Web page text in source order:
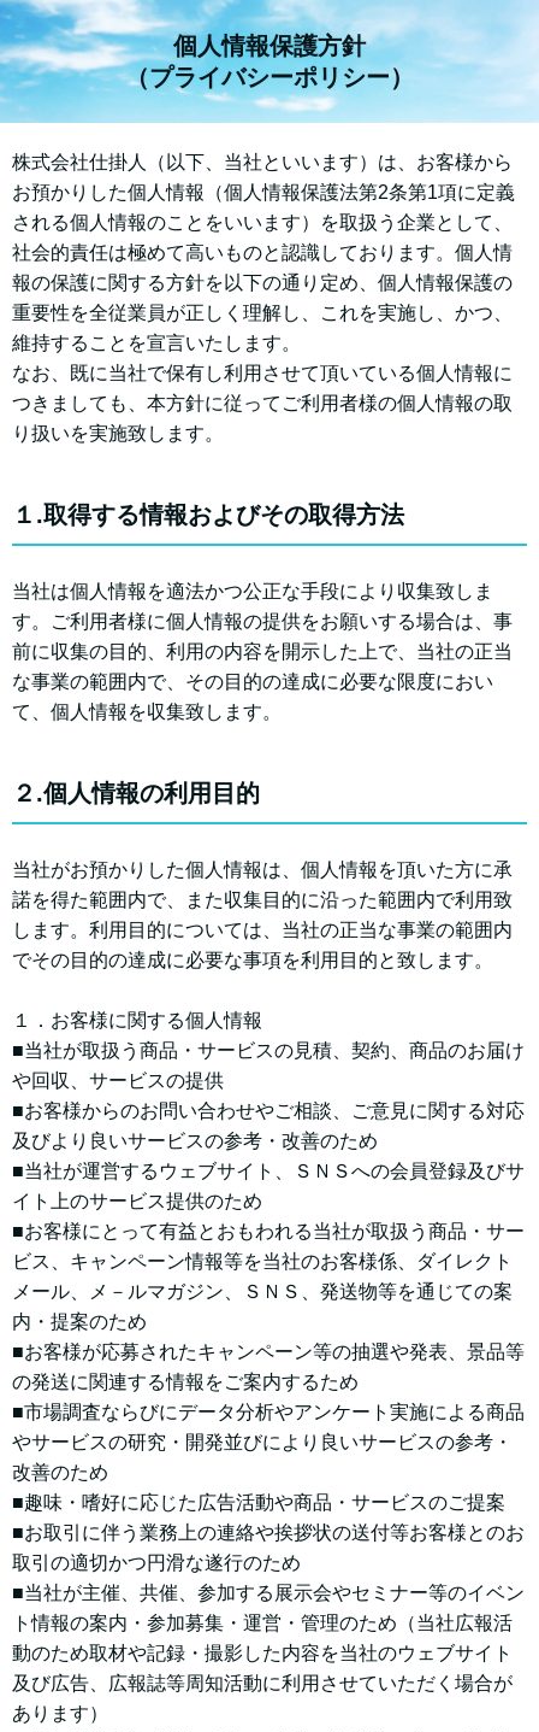
個人情報保護方針
（プライバシーポリシー）
株式会社仕掛人（以下、当社といいます）は、お客様から
お預かりした個人情報（個人情報保護法第2条第1項に定義
される個人情報のことをいいます）を取扱う企業として、
社会的責任は極めて高いものと認識しております。個人情
報の保護に関する方針を以下の通り定め、個人情報保護の
重要性を全従業員が正しく理解し、これを実施し、かつ、
維持することを宣言いたします。
なお、既に当社で保有し利用させて頂いている個人情報に
つきましても、本方針に従ってご利用者様の個人情報の取
り扱いを実施致します。
１.取得する情報およびその取得方法
当社は個人情報を適法かつ公正な手段により収集致しま
す。ご利用者様に個人情報の提供をお願いする場合は、事
前に収集の目的、利用の内容を開示した上で、当社の正当
な事業の範囲内で、その目的の達成に必要な限度におい
て、個人情報を収集致します。
２.個人情報の利用目的
当社がお預かりした個人情報は、個人情報を頂いた方に承
諾を得た範囲内で、また収集目的に沿った範囲内で利用致
します。利用目的については、当社の正当な事業の範囲内
でその目的の達成に必要な事項を利用目的と致します。
１．お客様に関する個人情報
■当社が取扱う商品・サービスの見積、契約、商品のお届け
や回収、サービスの提供
■お客様からのお問い合わせやご相談、ご意見に関する対応
及びより良いサービスの参考・改善のため
■当社が運営するウェブサイト、ＳＮＳへの会員登録及びサ
イト上のサービス提供のため
■お客様にとって有益とおもわれる当社が取扱う商品・サー
ビス、キャンペーン情報等を当社のお客様係、ダイレクト
メール、メ－ルマガジン、ＳＮＳ、発送物等を通じての案
内・提案のため
■お客様が応募されたキャンペーン等の抽選や発表、景品等
の発送に関連する情報をご案内するため
■市場調査ならびにデータ分析やアンケート実施による商品
やサービスの研究・開発並びにより良いサービスの参考・
改善のため
■趣味・嗜好に応じた広告活動や商品・サービスのご提案
■お取引に伴う業務上の連絡や挨拶状の送付等お客様とのお
取引の適切かつ円滑な遂行のため
■当社が主催、共催、参加する展示会やセミナー等のイベン
ト情報の案内・参加募集・運営・管理のため（当社広報活
動のため取材や記録・撮影した内容を当社のウェブサイト
及び広告、広報誌等周知活動に利用させていただく場合が
あります）